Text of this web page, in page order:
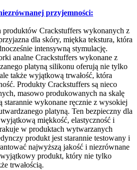
przyjemności:
Crackstuffers wykonanych z
dla skóry, miękka tekstura, która
intensywną stymulację.
analne Crackstuffers wykonane z
platyną silikonu oferują nie tylko
także wyjątkową trwałość, która
Produkty Crackstuffers są nieco
masowo produkowanych na skalę
starannie wykonane ręcznie z wysokiej
platyną. Ten bezpieczny dla
miękkość, elastyczność i
w produktach wytwarzanych
produkt jest starannie testowany i
najwyższą jakość i niezrównane
wyjątkowy produkt, który nie tylko
trwałością.